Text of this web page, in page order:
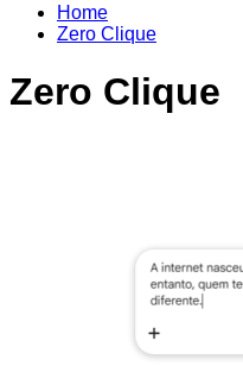
Home
Zero Clique
Zero Clique